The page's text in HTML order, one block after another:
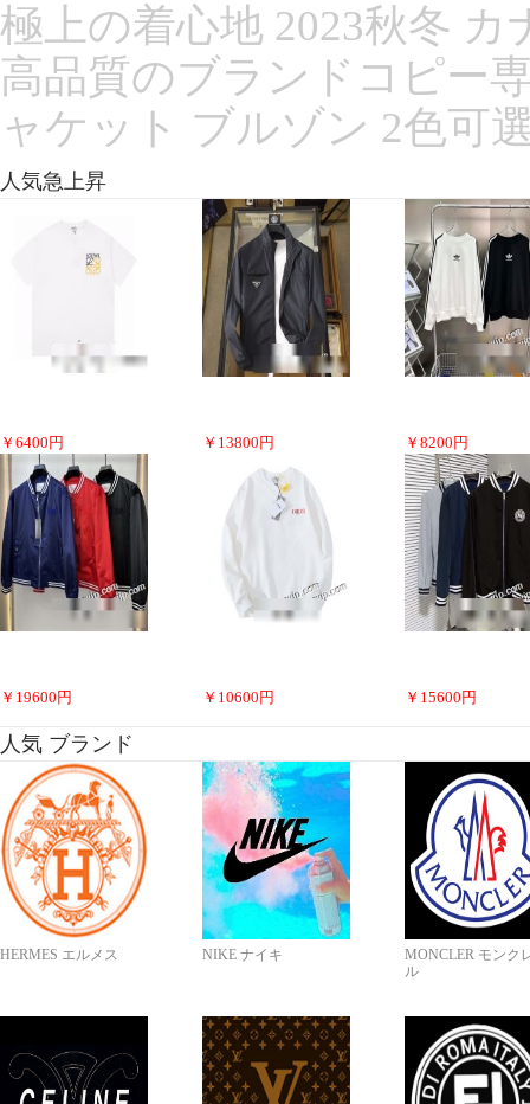
極上の着心地 2023秋冬
高品質のブランドコピー
ャケット ブルゾン 2色可
人気急上昇
￥ 6400 円 ￥ 13800 円 ￥ 8200 円
￥ 19600 円 ￥ 10600 円 ￥ 15600 円
人気 ブランド
HERMES エルメス NIKE ナイキ
MONCLER モンク
ル